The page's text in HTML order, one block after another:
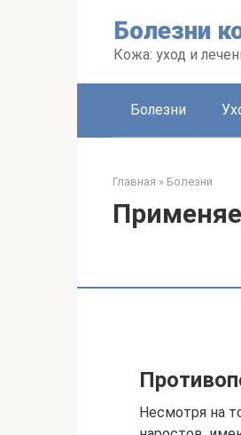
Болезни
Кожа: уход и
Болезни
Главная » Болезни
Несмотря на